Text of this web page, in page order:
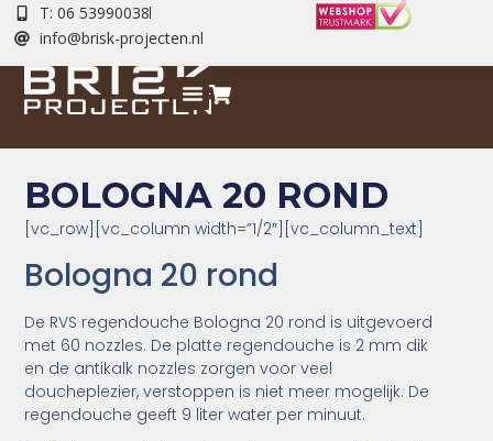
T: 06 53990038
info@brisk-projecten.nl
BOLOGNA 20 ROND
[vc_row][vc_column width=”1/2″][vc_column_text]
Bologna 20 rond
De RVS regendouche Bologna 20 rond is uitgevoerd
met 60 nozzles. De platte regendouche is 2 mm dik
en de antikalk nozzles zorgen voor veel
doucheplezier, verstoppen is niet meer mogelijk. De
regendouche geeft 9 liter water per minuut.